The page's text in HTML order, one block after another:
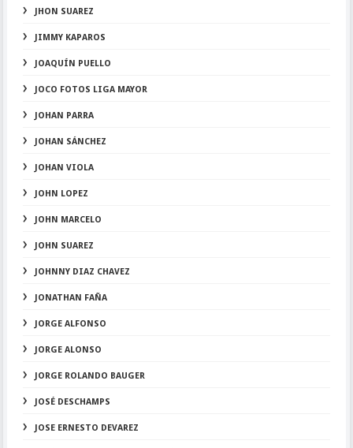
JHON SUAREZ
JIMMY KAPAROS
JOAQUÍN PUELLO
JOCO FOTOS LIGA MAYOR
JOHAN PARRA
JOHAN SÁNCHEZ
JOHAN VIOLA
JOHN LOPEZ
JOHN MARCELO
JOHN SUAREZ
JOHNNY DIAZ CHAVEZ
JONATHAN FAÑA
JORGE ALFONSO
JORGE ALONSO
JORGE ROLANDO BAUGER
JOSÉ DESCHAMPS
JOSE ERNESTO DEVAREZ